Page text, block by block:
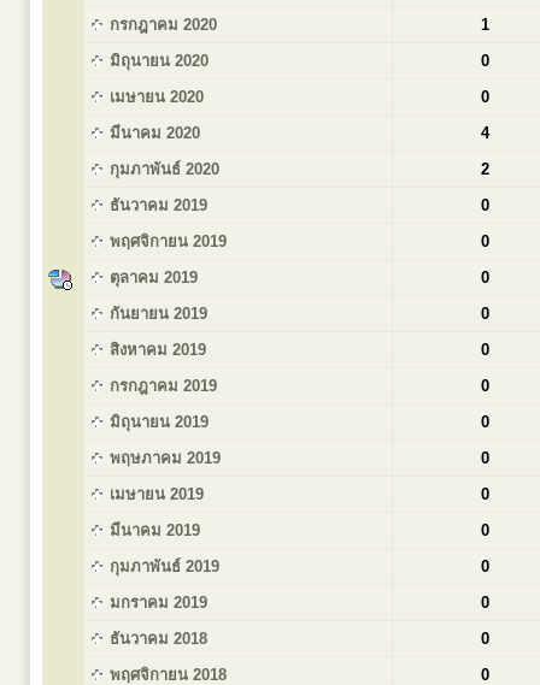
กรกฎาคม 2020
1
มิถุนายน 2020
0
เมษายน 2020
0
มีนาคม 2020
4
กุมภาพันธ์ 2020
2
ธันวาคม 2019
0
พฤศจิกายน 2019
0
ตุลาคม 2019
0
กันยายน 2019
0
สิงหาคม 2019
0
กรกฎาคม 2019
0
มิถุนายน 2019
0
พฤษภาคม 2019
0
เมษายน 2019
0
มีนาคม 2019
0
กุมภาพันธ์ 2019
0
มกราคม 2019
0
ธันวาคม 2018
0
พฤศจิกายน 2018
0